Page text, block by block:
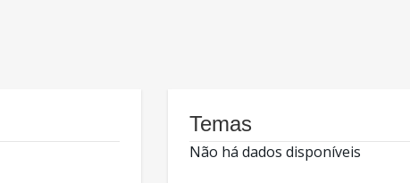
Temas
Não há dados disponíveis